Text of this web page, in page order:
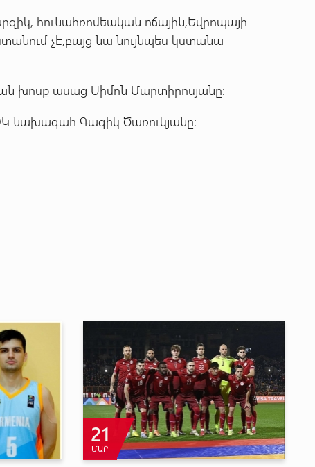
հունահռոմեական ոճային,Եվրոպայի
չէ,բայց նա նույնպես կստանա
խոսք ասաց Սիմոն Մարտիրոսյանը:
նախագահ Գագիկ Ծառուկյանը:
29
ՀՈՒԼ